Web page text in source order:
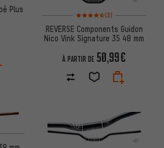
Plus
Note moyenne : 4,5 sur 5
(3)
REVERSE Components Guidon
Nico Vink Signature 35 48 mm
À PARTIR DE 50,99€